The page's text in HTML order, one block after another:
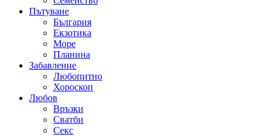
Пътуване
България
Екзотика
Море
Планина
Забавление
Любопитно
Хороскоп
Любов
Връзки
Сватби
Секс